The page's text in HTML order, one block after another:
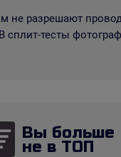
не разрешают
сплит-тесты
Вы больше
не в ТОП